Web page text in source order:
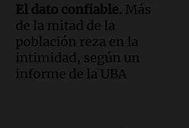
El dato confiable. Más
de la mitad de la
población reza en la
intimidad, según un
informe de la UBA